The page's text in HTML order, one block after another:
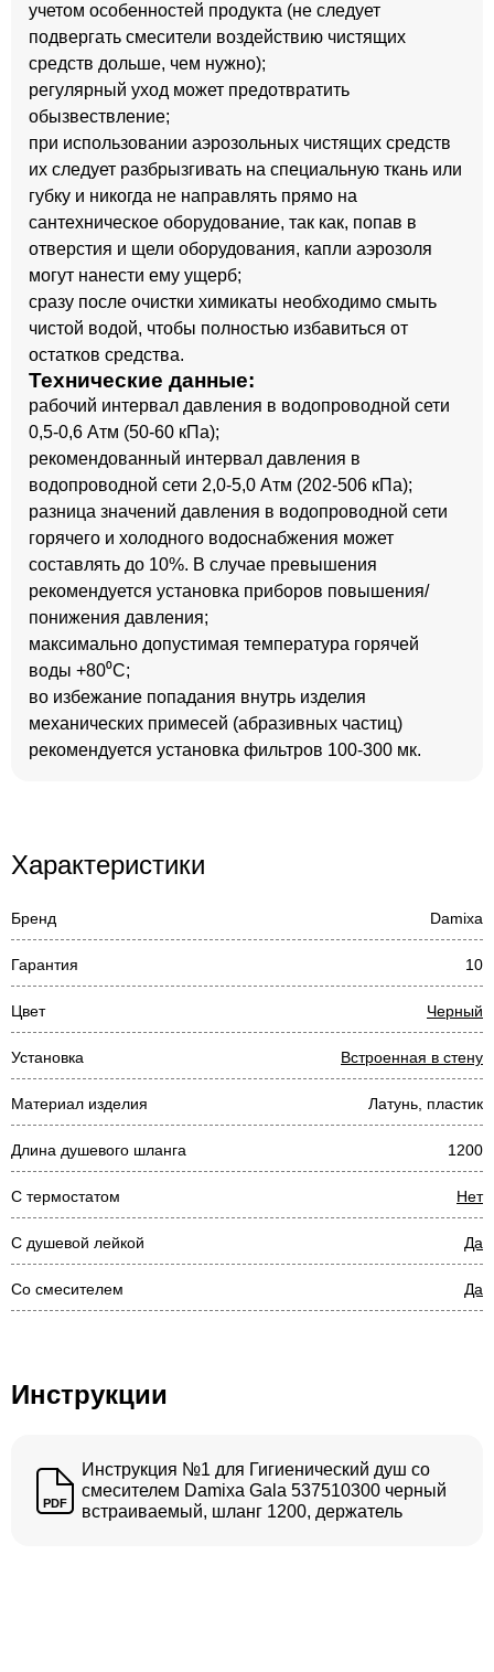
учетом особенностей продукта (не следует
подвергать смесители воздействию чистящих
средств дольше, чем нужно);
регулярный уход может предотвратить
обызвествление;
при использовании аэрозольных чистящих средств
их следует разбрызгивать на специальную ткань или
губку и никогда не направлять прямо на
сантехническое оборудование, так как, попав в
отверстия и щели оборудования, капли аэрозоля
могут нанести ему ущерб;
сразу после очистки химикаты необходимо смыть
чистой водой, чтобы полностью избавиться от
остатков средства.
Технические данные:
рабочий интервал давления в водопроводной сети
0,5-0,6 Атм (50-60 кПа);
рекомендованный интервал давления в
водопроводной сети 2,0-5,0 Атм (202-506 кПа);
разница значений давления в водопроводной сети
горячего и холодного водоснабжения может
составлять до 10%. В случае превышения
рекомендуется установка приборов повышения/
понижения давления;
максимально допустимая температура горячей
воды +80⁰С;
во избежание попадания внутрь изделия
механических примесей (абразивных частиц)
рекомендуется установка фильтров 100-300 мк.
Характеристики
Бренд Damixa
Гарантия 10
Цвет Черный
Установка Встроенная в стену
Материал изделия Латунь, пластик
Длина душевого шланга 1200
С термостатом Нет
С душевой лейкой Да
Со смесителем Да
Инструкции
PDF
Инструкция №1 для Гигиенический душ со
смесителем Damixa Gala 537510300 черный
встраиваемый, шланг 1200, держатель